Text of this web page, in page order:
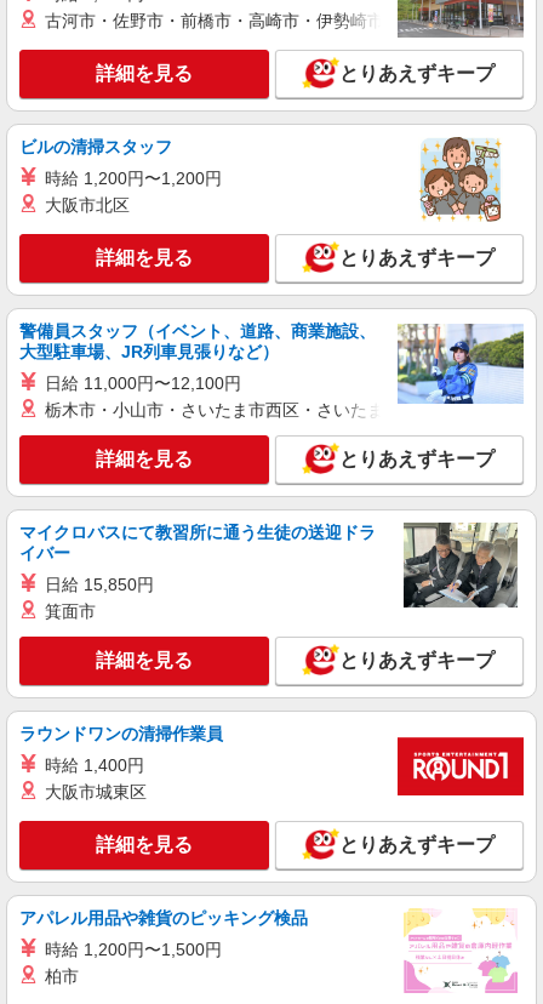
紹介予定派遣
株式会社パソナ・滋賀/KNS600117273101
一般事務
時給1550円 ★交通費規定に基づき交通費支給
滋賀県草津市（JR東海道本線南草津駅）
キープ 詳細を見る
株式会社パソナ・滋賀/KNS6001177330
一般事務/その他事務/接客・ショールーム・カ
ウンター
時給1360円 ★交通費規定に基づき交通費支給
滋賀県草津市（草津駅）
キープ 詳細を見る
派遣社員
株式会社パソナ・滋賀/KNS6001173821
一般事務/データ入力
時給1500円 月収例：225000円 ★交通費規定に
キープ 詳細を見る
派遣社員
株式会社パソナ・滋賀/KNS6001178611
時給1390円 ★交通費規定に基づき交通費支給
滋賀県草津市（草津駅）
キープ 詳細を見る
派遣社員
株式会社パソナ・滋賀/KNS600117382101
古河市・佐野市・前橋市・高崎市・伊勢崎市・太田市・館林市
詳細を見る とりあえずキープ
ビルの清掃スタッフ
時給 1,200円〜1,200円
大阪市北区
詳細を見る とりあえずキープ
警備員スタッフ（イベント、道路、商業施設、
大型駐車場、JR列車見張りなど）
日給 11,000円〜12,100円
栃木市・小山市・さいたま市西区・さいたま市岩槻区・久喜市・
詳細を見る とりあえずキープ
マイクロバスにて教習所に通う生徒の送迎ドラ
イバー
日給 15,850円
箕面市
詳細を見る とりあえずキープ
ラウンドワンの清掃作業員
時給 1,400円
大阪市城東区
詳細を見る とりあえずキープ
アパレル用品や雑貨のピッキング検品
時給 1,200円〜1,500円
柏市